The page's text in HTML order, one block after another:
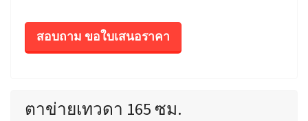
สอบถาม ขอใบเสนอราคา
ตาข่ายเทวดา 165 ซม.